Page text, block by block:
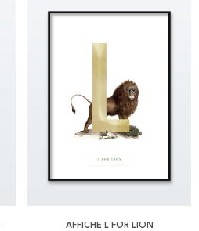
AFFICHE L FOR LION